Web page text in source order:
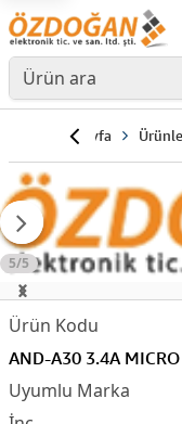
Anasayfa
5/5
AND-A30 3.4A